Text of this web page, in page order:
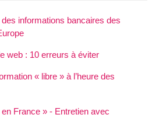
informations bancaires des
web : 10 erreurs à éviter
« libre » à l’heure des
France » - Entretien avec